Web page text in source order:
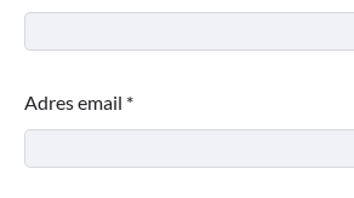
Adres email *